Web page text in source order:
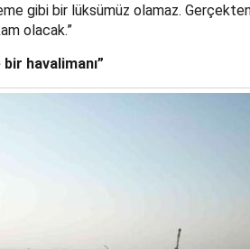
gibi bir lüksümüz olamaz.
olacak.”
havalimanı”